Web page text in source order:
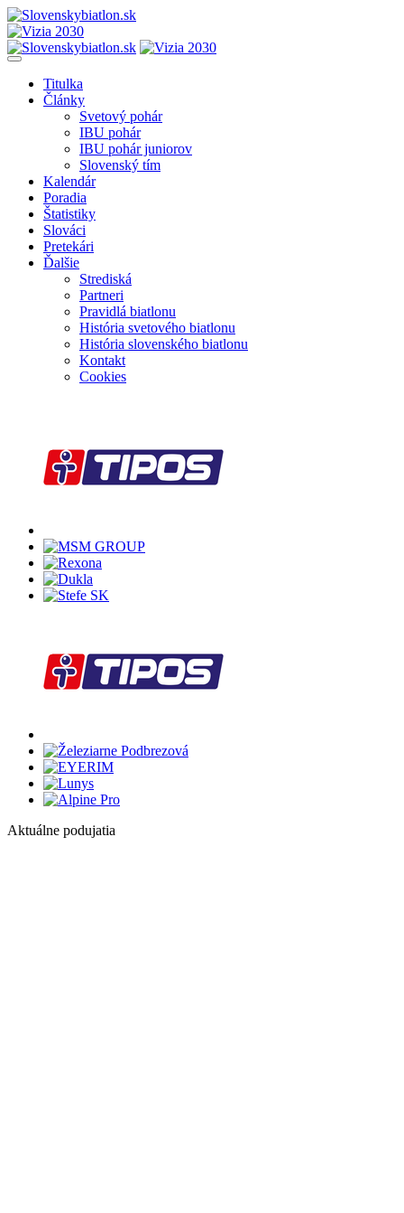
Titulka
Články
Svetový pohár
IBU pohár
IBU pohár juniorov
Slovenský tím
Kalendár
Poradia
Štatistiky
Slováci
Pretekári
Ďalšie
Strediská
Partneri
Pravidlá biatlonu
História svetového biatlonu
História slovenského biatlonu
Kontakt
Cookies
Aktuálne podujatia